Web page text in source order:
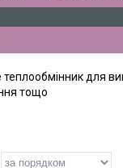
теплообмінник для
тощо